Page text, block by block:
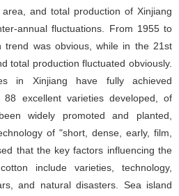
and total production of Xinjiang
annual fluctuations. From 1955 to
trend was obvious, while in the 21st
total production fluctuated obviously.
in Xinjiang have fully achieved
88 excellent varieties developed, of
widely promoted and planted,
of "short, dense, early, film,
that the key factors influencing the
include varieties, technology,
and natural disasters. Sea island